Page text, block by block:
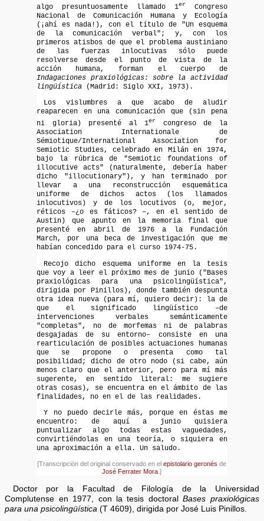
algo presuntuosamente llamado 1er
Congreso
Nacional de Comunicación Humana y Ecología
(¡ahí es nada!), con el título de "Un esquema
de la comunicación verbal"; y, con los
primeros atisbos de que el problema austiniano
de las fuerzas inlocutivas sólo puede
resolverse desde el punto de vista de la
acción humana, forman el cuerpo de
Indagaciones praxiológicas: sobre la actividad
lingüística (Madrid: Siglo XXI, 1973).
Los vislumbres a que acabo de aludir
reaparecen en una comunicación que (sin pena
ni gloria) presenté al 1er
congreso de la
Association Internationale de
Sémiotique/International Association for
Semiotic Studies, celebrado en Milán en 1974,
bajo la rúbrica de "Semiotic foundations of
illocutive acts" (naturalmente, debería haber
dicho "illocutionary"), y han terminado por
llevar a una reconstrucción esquemática
uniforme de dichos actos (los llamados
inlocutivos) y de los locutivos (o, mejor,
réticos –¿o es fáticos? –, en el sentido de
Austin) que apunto en la memoria final que
presenté en abril de 1976 a la Fundación
March, por una beca de investigación que me
habían concedido para el curso 1974-75.
Recojo dicho esquema uniforme en la tesis
que voy a leer el próximo mes de junio ("Bases
praxiológicas para una psicolingüística",
dirigida por Pinillos), donde también despunta
otra idea nueva (para mí, quiero decir): la de
que el significado lingüístico –de
intervenciones verbales semánticamente
"completas", no de morfemas ni de palabras
desgajadas de su entorno– consiste en una
rearticulación de posibles actuaciones humanas
que se propone o presenta como tal
posibilidad; dicho de otro nodo (si cabe, aún
menos claro que el anterior, pero para mí más
sugerente, en sentido literal: me sugiere
otras cosas), se encuentra en el ámbito de las
finalidades, no en el de las realidades.
Y no puedo decirle más, porque en éstas me
encuentro: de aquí a junio quisiera
puntualizar algo todas estas vaguedades,
convirtiéndolas en una teoría, o siquiera en
una aproximación a ella. Un saludo.
[Transcripción del original conservado en elepistolario geronés de
José Ferrater Mora .]
Doctor por la Facultad de Filología de la Universidad
Complutense en 1977, con la tesis doctoralBases praxiológicas
para una psicolingüística (T 4609), dirigida por José Luis Pinillos.